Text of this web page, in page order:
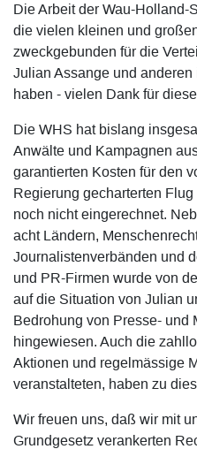
Die Arbeit der Wau-Holland-
die vielen kleinen und
zweckgebunden für die
Julian Assange und
haben - vielen Dank für
Die WHS hat bislang
Anwälte und Kampagnen
garantierten Kosten für den
Regierung gecharterten
noch nicht eingerechnet.
acht Ländern,
Journalistenverbänden und
und PR-Firmen wurde von
auf die Situation von Julian
Bedrohung von Presse- und
hingewiesen. Auch die
Aktionen und regelmässige
veranstalteten, haben zu
Wir freuen uns, daß wir mit
Grundgesetz verankerten